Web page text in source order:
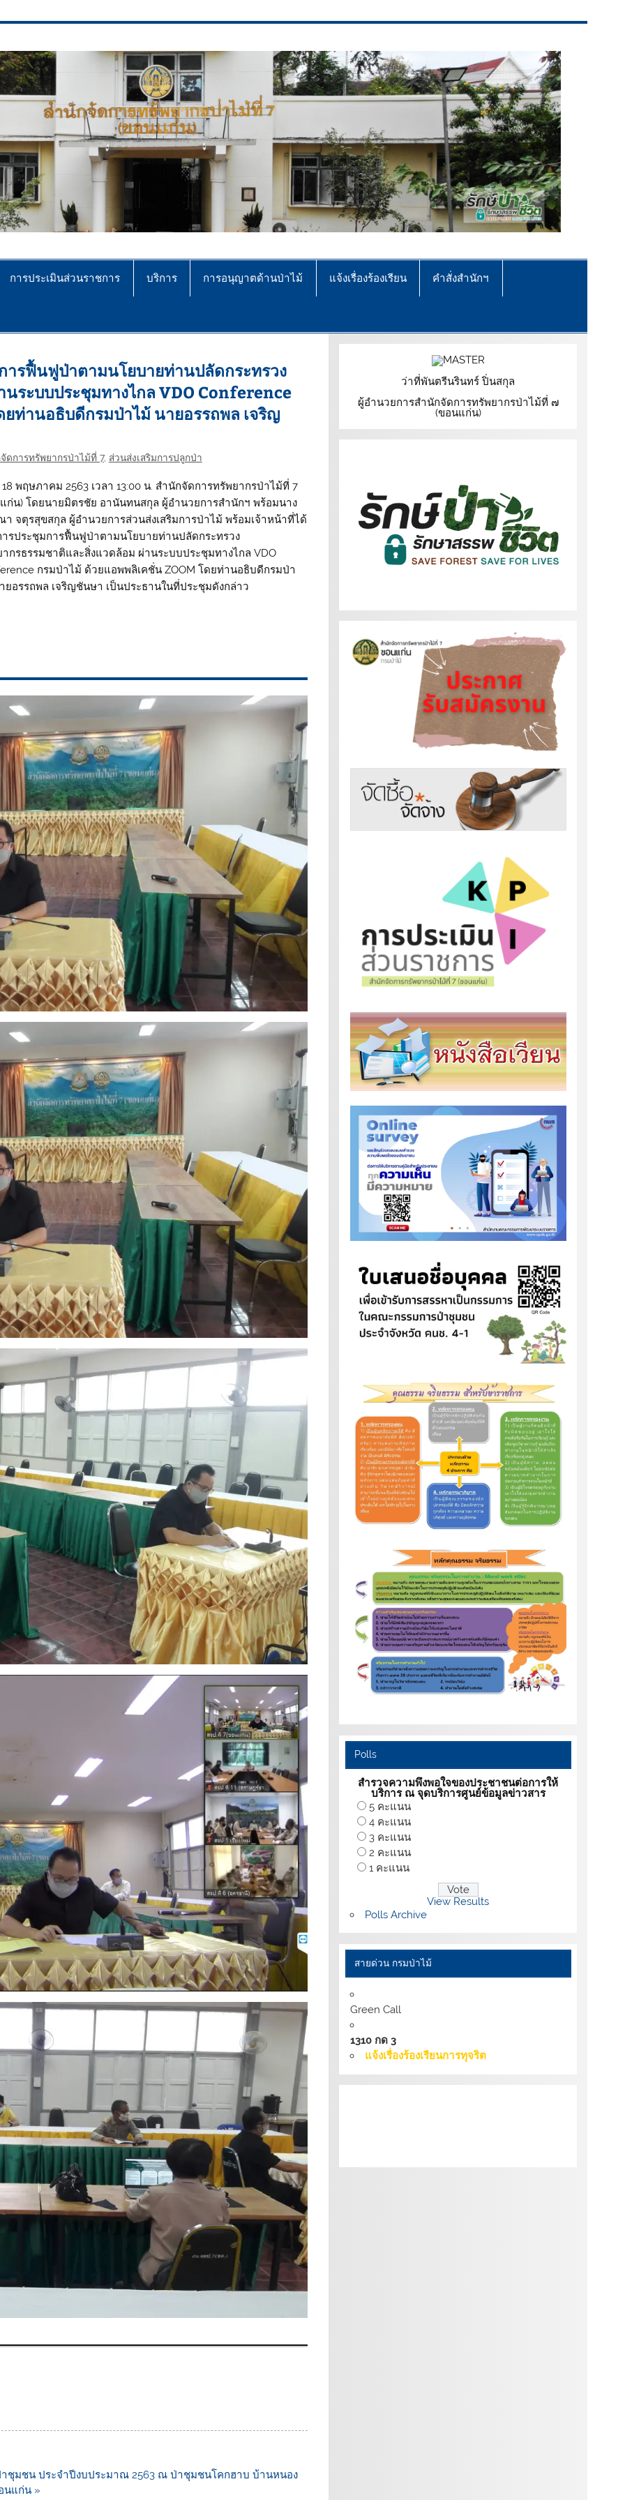
การประเมินส่วนราชการ บริการ การอนุญาตด้านป่าไม้ แจ้งเรื่องร้องเรียน คำสั่งสำนักฯ
ารฟื้นฟูป่าตามนโยบายท่านปลัดกระทรวง
ระบบประชุมทางไกล VDO Conference
ท่านอธิบดีกรมป่าไม้ นายอรรถพล เจริญ
ดการทรัพยากรป่าไม้ที่ 7, ส่วนส่งเสริมการปลูกป่า
พฤษภาคม 2563 เวลา 13:00 น. สำนักจัดการทรัพยากรป่าไม้ที่ 7
ก่น) โดยนายมิตรชัย อานันทนสกุล ผู้อำนวยการสำนักฯ พร้อมนาง
จตุรสุขสกุล ผู้อำนวยการส่วนส่งเสริมการป่าไม้ พร้อมเจ้าหน้าที่ได้
รประชุมการฟื้นฟูป่าตามนโยบายท่านปลัดกระทรวง
กรธรรมชาติและสิ่งแวดล้อม ผ่านระบบประชุมทางไกล VDO
กรมป่าไม้ ด้วยแอพพลิเคชั่น ZOOM โดยท่านอธิบดีกรมป่า
ยอรรถพล เจริญชันษา เป็นประธานในที่ประชุมดังกล่าว
ชุมชน ประจำปีงบประมาณ 2563 ณ ป่าชุมชนโคกฮาบ บ้านหนอง
นแก่น »
ว่าที่พันตรีนรินทร์ ปิ่นสกุล
ผู้อำนวยการสำนักจัดการทรัพยากรป่าไม้ที่ ๗
(ขอนแก่น)
Polls
สำรวจความพึงพอใจของประชาชนต่อการให้
บริการ ณ จุดบริการศูนย์ข้อมูลข่าวสาร
5 คะแนน
4 คะแนน
3 คะแนน
2 คะแนน
1 คะแนน
View Results
Polls Archive
สายด่วน กรมป่าไม้
Green Call
1310 กด 3
แจ้งเรื่องร้องเรียนการทุจริต